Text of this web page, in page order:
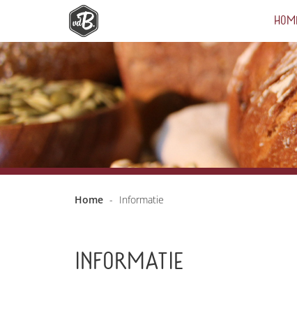
Home - Informatie
INFORMATIE